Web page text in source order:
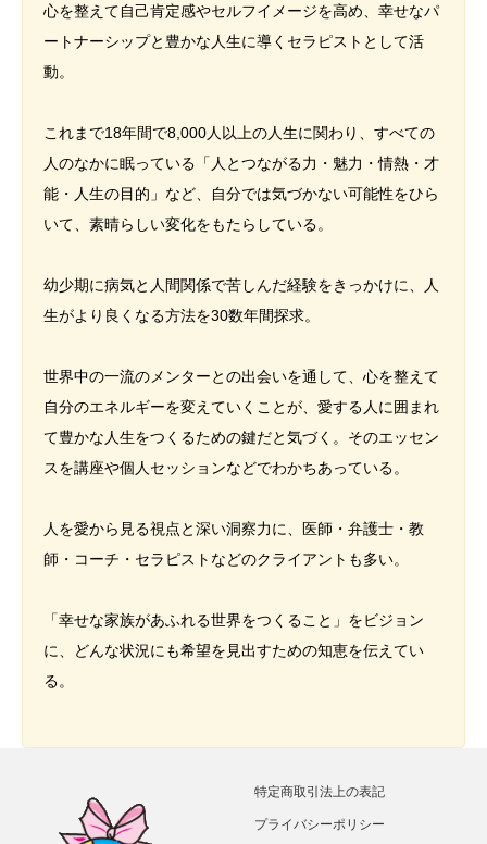
心を整えて自己肯定感やセルフイメージを高め、幸せなパ
ートナーシップと豊かな人生に導くセラピストとして活
動。
これまで18年間で8,000人以上の人生に関わり、すべての
人のなかに眠っている「人とつながる力・魅力・情熱・才
能・人生の目的」など、自分では気づかない可能性をひら
いて、素晴らしい変化をもたらしている。
幼少期に病気と人間関係で苦しんだ経験をきっかけに、人
生がより良くなる方法を30数年間探求。
世界中の一流のメンターとの出会いを通して、心を整えて
自分のエネルギーを変えていくことが、愛する人に囲まれ
て豊かな人生をつくるための鍵だと気づく。そのエッセン
スを講座や個人セッションなどでわかちあっている。
人を愛から見る視点と深い洞察力に、医師・弁護士・教
師・コーチ・セラピストなどのクライアントも多い。
「幸せな家族があふれる世界をつくること」をビジョン
に、どんな状況にも希望を見出すための知恵を伝えてい
る。
特定商取引法上の表記
プライバシーポリシー